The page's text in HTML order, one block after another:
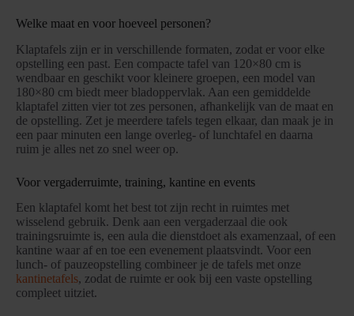
Welke maat en voor hoeveel personen?
Klaptafels zijn er in verschillende formaten, zodat er voor elke
opstelling een past. Een compacte tafel van 120×80 cm is
wendbaar en geschikt voor kleinere groepen, een model van
180×80 cm biedt meer bladoppervlak. Aan een gemiddelde
klaptafel zitten vier tot zes personen, afhankelijk van de maat en
de opstelling. Zet je meerdere tafels tegen elkaar, dan maak je in
een paar minuten een lange overleg- of lunchtafel en daarna
ruim je alles net zo snel weer op.
Voor vergaderruimte, training, kantine en events
Een klaptafel komt het best tot zijn recht in ruimtes met
wisselend gebruik. Denk aan een vergaderzaal die ook
trainingsruimte is, een aula die dienstdoet als examenzaal, of een
kantine waar af en toe een evenement plaatsvindt. Voor een
lunch- of pauzeopstelling combineer je de tafels met onze
kantinetafels, zodat de ruimte er ook bij een vaste opstelling
compleet uitziet.